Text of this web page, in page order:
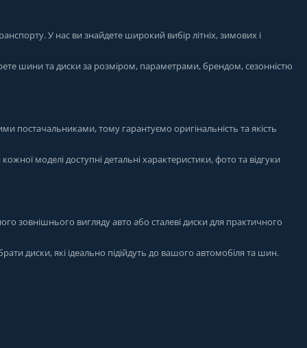
У нас ви знайдете широкий вибір літніх, зимових і
шини та диски за розміром, параметрами, брендом, сезонністю
постачальниками, тому гарантуємо оригінальність та якість
моделі доступні детальні характеристики, фото та відгуки
зовнішнього вигляду авто або сталеві диски для практичного
диски, які ідеально підійдуть до вашого автомобіля та шин.